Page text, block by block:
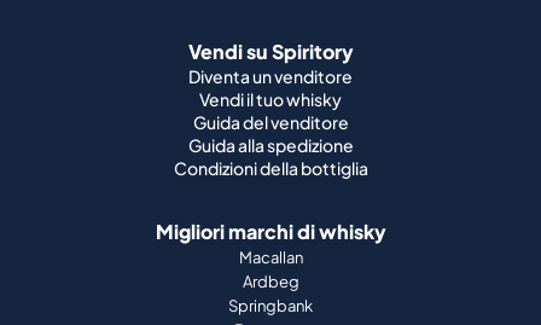
Vendi su Spiritory
Diventa un venditore
Vendi il tuo whisky
Guida del venditore
Guida alla spedizione
Condizioni della bottiglia
Migliori marchi di whisky
Macallan
Ardbeg
Springbank